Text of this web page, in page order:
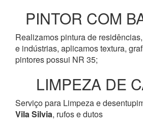
PINTOR COM
Realizamos pintura de
e indústrias, aplicamos textura,
pintores possui NR 35;
LIMPEZA DE
Serviço para Limpeza e
Vila Silvia, rufos e dutos